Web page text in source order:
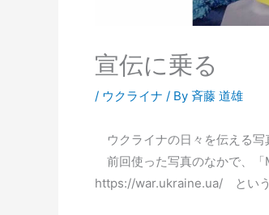
宣伝に乗る
/ ウクライナ / By 斉藤 道雄
ウクライナの日々を伝える写
前回使った写真のなかで、
https://war.ukraine.ua/ という